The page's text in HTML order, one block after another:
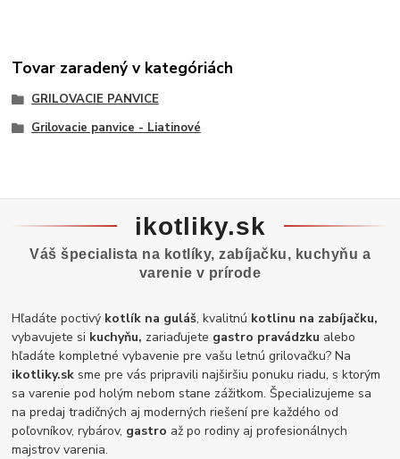
Tovar zaradený v kategóriách
GRILOVACIE PANVICE
Grilovacie panvice - Liatinové
ikotliky.sk
Váš špecialista na kotlíky, zabíjačku, kuchyňu a
varenie v prírode
Hľadáte poctivý kotlík na guláš, kvalitnú kotlinu na zabíjačku,
vybavujete si kuchyňu, zariaďujete gastro pravádzku alebo
hľadáte kompletné vybavenie pre vašu letnú grilovačku? Na
ikotliky.sk sme pre vás pripravili najširšiu ponuku riadu, s ktorým
sa varenie pod holým nebom stane zážitkom. Špecializujeme sa
na predaj tradičných aj moderných riešení pre každého od
poľovníkov, rybárov, gastro až po rodiny aj profesionálnych
majstrov varenia.